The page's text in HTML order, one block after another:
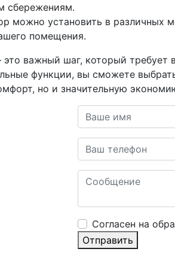
сбережениям.
можно установить в различных
помещения.
важный шаг, который требует
функции, вы сможете
но и значительную
Cогласен на
Отправить